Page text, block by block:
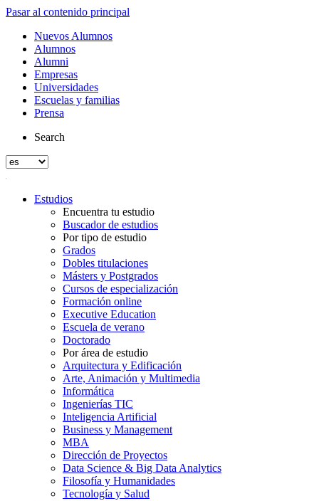
Pasar al contenido principal
Nuevos Alumnos
Alumnos
Alumni
Empresas
Universidades
Escuelas y familias
Prensa
Search
Estudios
Encuentra tu estudio
Buscador de estudios
Por tipo de estudio
Grados
Dobles titulaciones
Másters y Postgrados
Cursos de especialización
Formación online
Executive Education
Escuela de verano
Doctorado
Por área de estudio
Arquitectura y Edificación
Arte, Animación y Multimedia
Informática
Ingenierías TIC
Inteligencia Artificial
Business y Management
MBA
Dirección de Proyectos
Data Science & Big Data Analytics
Filosofía y Humanidades
Tecnología y Salud